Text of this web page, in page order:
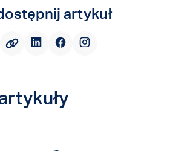
artykuł